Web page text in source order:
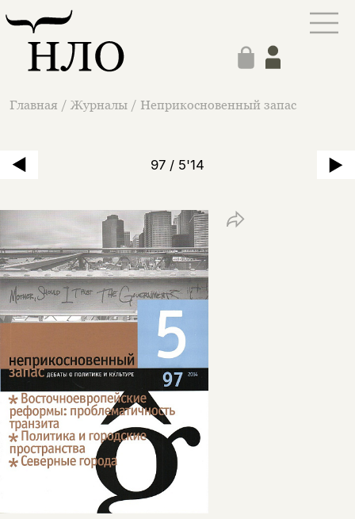
Главная / Журналы / Неприкосновенный запас
97 / 5'14